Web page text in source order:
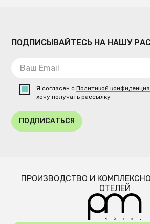
ПОДПИСЫВАЙТЕСЬ НА НАШУ
Я согласен сПолитикой
хочу получать рассылку
ПОДПИСАТЬСЯ
ПРОИЗВОДСТВО И
ОТЕЛЕЙ